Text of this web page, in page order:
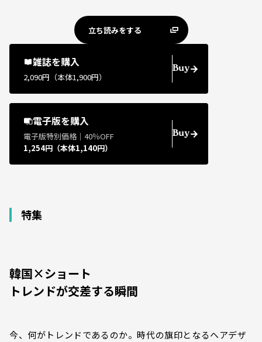
立ち読みをする
雑誌を購入
2,090円（本体1,900円）
Buy
電子版を購入
電子版特別価格｜40％OFF
1,254円（本体1,140円）
Buy
特集
韓国×ショート
トレンドが交差する瞬間
今、何がトレンドであるのか。時代の旗印となるヘアデザ